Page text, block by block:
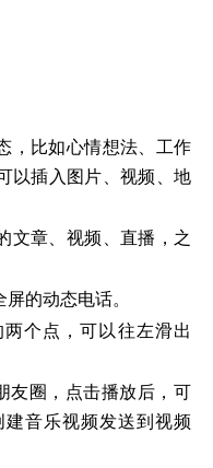
，比如心情想法、工作
以插入图片、视频、地
文章、视频、直播，之
的动态电话。
个点，可以往左滑出
友圈，点击播放后，可
音乐视频发送到视频